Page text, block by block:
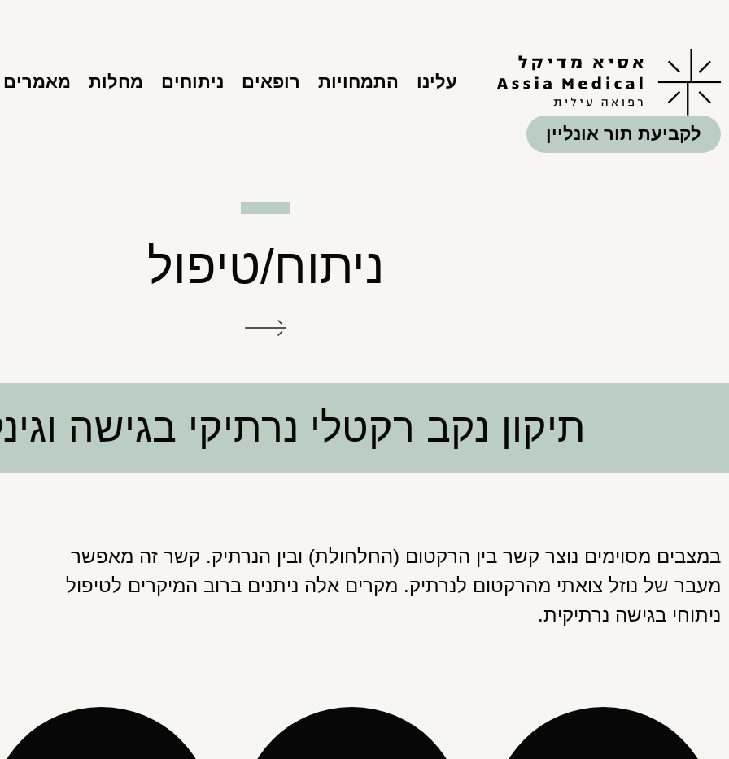
עלינו התמחויות רופאים ניתוחים מחלות מאמרים
לקביעת תור אונליין
ניתוח/טיפול
תיקון נקב רקטלי נרתיקי בגישה
במצבים מסוימים נוצר קשר בין הרקטום (החלחולת) ובין הנרתיק. קשר זה מאפשר
מעבר של נוזל צואתי מהרקטום לנרתיק. מקרים אלה ניתנים ברוב המיקרים לטיפול
ניתוחי בגישה נרתיקית.